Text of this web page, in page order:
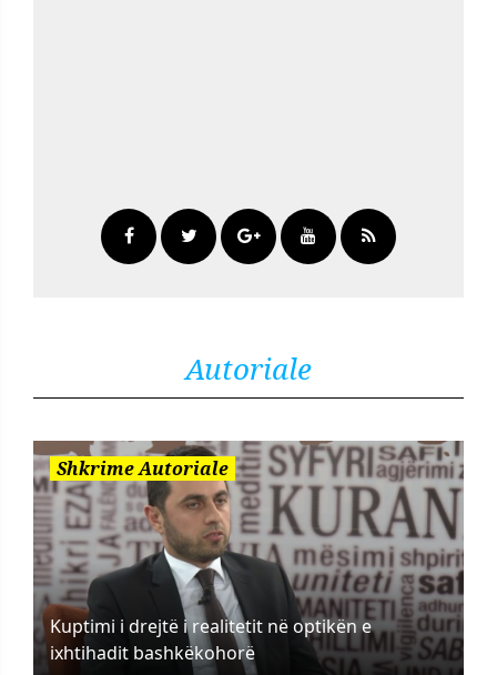
Autoriale
Shkrime Autoriale
Kuptimi i drejtë i realitetit në optikën e
ixhtihadit bashkëkohorë